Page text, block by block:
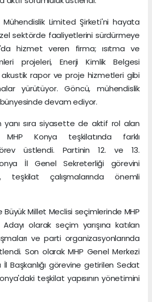
Mühendislik Limited Şirketi'ni hayata
sektörde faaliyetlerini sürdürmeye
hizmet veren firma; ısıtma ve
projeleri, Enerji Kimlik Belgesi
rapor ve proje hizmetleri gibi
yürütüyor. Göncü, mühendislik
devam ediyor.
yanı sıra siyasette de aktif rol alan
Konya teşkilatında farklı
üstlendi. Partinin 12. ve 13.
İl Genel Sekreterliği görevini
teşkilat çalışmalarında önemli
Büyük Millet Meclisi seçimlerinde MHP
olarak seçim yarışına katılan
ve parti organizasyonlarında
Son olarak MHP Genel Merkezi
Başkanlığı görevine getirilen Sedat
teşkilat yapısının yönetimini